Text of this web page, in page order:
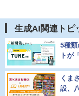
生成AI関連トピ
5種類
トが
くま
設、